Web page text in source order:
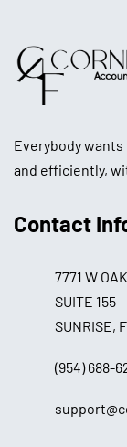
Everybody
and efficiently,
Contact
7771 W
SUITE 155
SUNRISE,
(954) 688-